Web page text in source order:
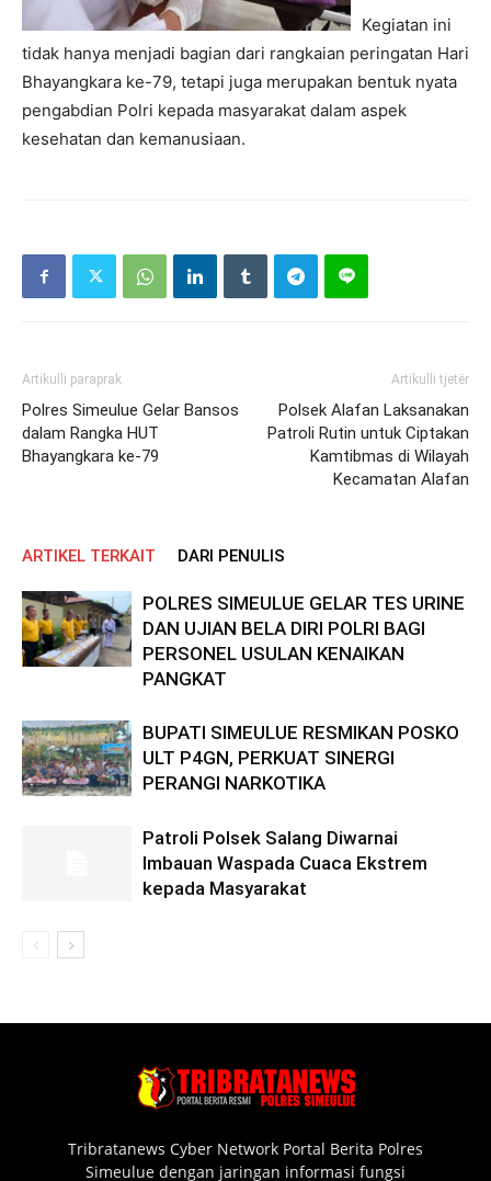
Kegiatan ini
tidak hanya menjadi bagian dari rangkaian peringatan Hari
Bhayangkara ke-79, tetapi juga merupakan bentuk nyata
pengabdian Polri kepada masyarakat dalam aspek
kesehatan dan kemanusiaan.
Artikulli paraprak
Polres Simeulue Gelar Bansos
dalam Rangka HUT
Bhayangkara ke-79
Artikulli tjetër
Polsek Alafan Laksanakan
Patroli Rutin untuk Ciptakan
Kamtibmas di Wilayah
Kecamatan Alafan
ARTIKEL TERKAIT DARI PENULIS
POLRES SIMEULUE GELAR TES URINE
DAN UJIAN BELA DIRI POLRI BAGI
PERSONEL USULAN KENAIKAN
PANGKAT
BUPATI SIMEULUE RESMIKAN POSKO
ULT P4GN, PERKUAT SINERGI
PERANGI NARKOTIKA
Patroli Polsek Salang Diwarnai
Imbauan Waspada Cuaca Ekstrem
kepada Masyarakat
Tribratanews Cyber Network Portal Berita Polres
Simeulue dengan jaringan informasi fungsi